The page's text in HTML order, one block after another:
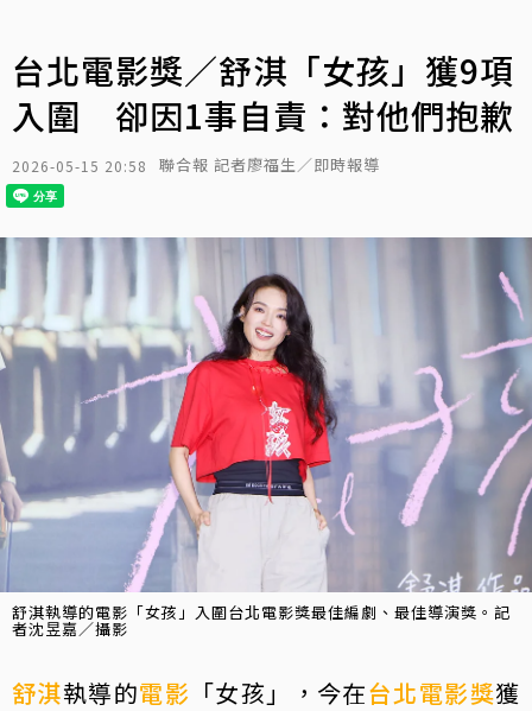
台北電影獎／舒淇「女孩」獲9項
入圍 卻因1事自責：對他們抱歉
2026-05-15 20:58 聯合報 記者廖福生／即時報導
舒淇執導的電影「女孩」入圍台北電影獎最佳編劇、最佳導演獎。記
者沈昱嘉／攝影
舒淇執導的電影 「女孩」，今在台北電影獎獲